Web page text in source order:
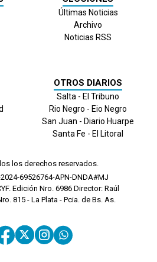
Últimas Noticias
Archivo
Noticias RSS
OTROS DIARIOS
Salta - El Tribuno
Rio Negro - Eio Negro
San Juan - Diario Huarpe
Santa Fe - El Litoral
los derechos reservados.
69526764-APN-DNDA#MJ
Edición Nro. 6986 Director: Raúl
815 - La Plata - Pcia. de Bs. As.